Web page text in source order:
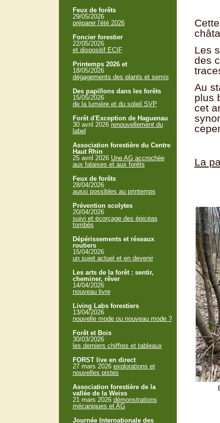
Les
des
Au
plus
cet
La
Feux de forêts
29/05/2026
préparer l'été 2026
Foncier forestier
22/05/2026
et dispositif ECIF
Printemps 2026 et
18/05/2026
dégagements des plants et semis
Des papillons dans les forêts
15/05/2026
de la lumière et du soleil SVP
Forêt d'Exception de Haguenau
30 avril 2026 renouvellement du
label
Association forestière du Centre
Haut Rhin
25 avril 2026 Une AG accrochée
aux falaises et aux forêts
Feux de forêts
28/04/2026
aussi possibles au printemps
Prévention scolytes
20/04/2026
suivi et écorçage des épicéas
tombés
Dépérissements et réseaux
routiers
15/04/2026
un sujet actuel et en devenir
Les arts de la forêt : sentir,
cheminer, rêver
14/04/2026
nouveau livre
Living Labs forestiers
13/04/2026
nouvelle mode ou nouveau mode ?
Forêt et Bois
30/03/2026
les derniers chiffres et tableaux
FORST live en direct
27 mars 2026 explorations et
nouvelles pistes
Association forestière de la
vallée de la Weiss
21 mars 2026 démonstrations
mécaniques et AG
Journée Internationale des